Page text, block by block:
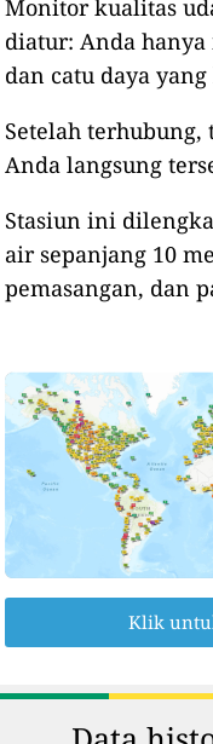
Monitor kualitas
diatur: Anda
dan catu daya
Setelah
Anda langsung
Stasiun ini
air sepanjang 10
pemasangan, dan
Klik